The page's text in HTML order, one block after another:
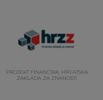
PROJEKT FINANCIRA: HRVATSKA
ZAKLADA ZA ZNANOSTI